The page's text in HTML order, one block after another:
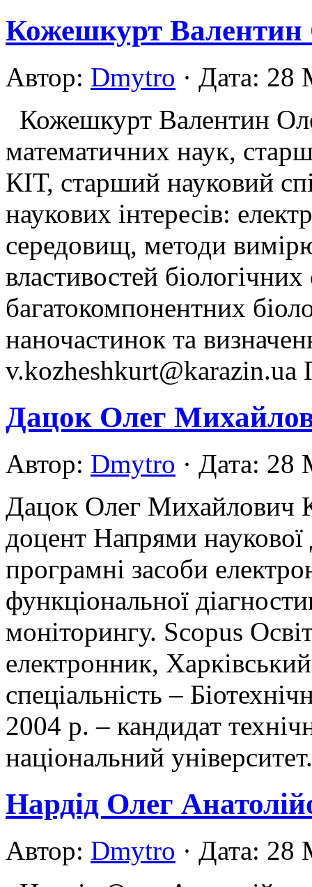
Кожешкурт Валентин
Автор: Dmytro · Дата: 28
Кожешкурт Валентин
математичних наук,
КІТ, старший науковий
наукових інтересів:
середовищ, методи
властивостей
багатокомпонентних
наночастинок та
v.kozheshkurt@karazin.ua
Дацок Олег
Автор: Dmytro · Дата: 28
Дацок Олег Михайлович
доцент Напрями наукової
програмні засоби
функціональної
моніторингу. Scopus
електронник,
спеціальність –
2004 р. – кандидат
національний
Нардід Олег
Автор: Dmytro · Дата: 28